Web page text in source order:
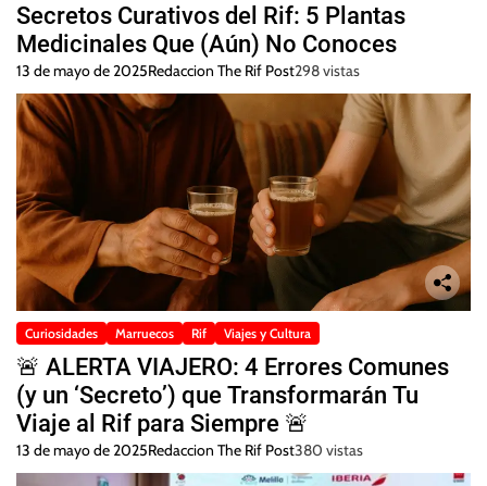
Secretos Curativos del Rif: 5 Plantas
Medicinales Que (Aún) No Conoces
13 de mayo de 2025Redaccion The Rif Post298 vistas
Curiosidades Marruecos Rif Viajes y Cultura
🚨 ALERTA VIAJERO: 4 Errores Comunes
(y un ‘Secreto’) que Transformarán Tu
Viaje al Rif para Siempre 🚨
13 de mayo de 2025Redaccion The Rif Post380 vistas